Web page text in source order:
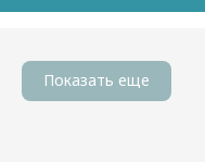
Показать еще